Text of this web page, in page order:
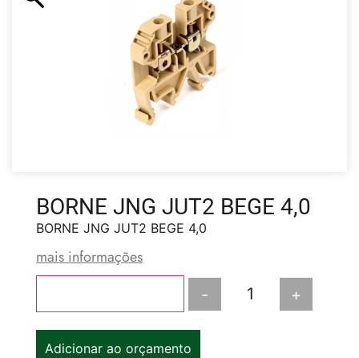
BORNE JNG JUT2 BEGE 4,0
BORNE JNG JUT2 BEGE 4,0
mais informações
- +
Adicionar ao orçamento